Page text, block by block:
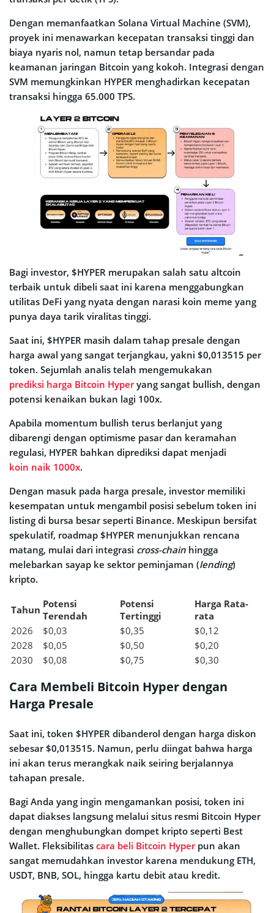
Dengan memanfaatkan Solana Virtual Machine (SVM),
proyek ini menawarkan kecepatan transaksi tinggi dan
biaya nyaris nol, namun tetap bersandar pada
keamanan jaringan Bitcoin yang kokoh. Integrasi dengan
SVM memungkinkan HYPER menghadirkan kecepatan
transaksi hingga 65.000 TPS.
Bagi investor, $HYPER merupakan salah satu altcoin
terbaik untuk dibeli saat ini karena menggabungkan
utilitas DeFi yang nyata dengan narasi koin meme yang
punya daya tarik viralitas tinggi.
Saat ini, $HYPER masih dalam tahap presale dengan
harga awal yang sangat terjangkau, yakni $0,013515 per
token. Sejumlah analis telah mengemukakan
prediksi harga Bitcoin Hyperyang sangat bullish, dengan
potensi kenaikan bukan lagi 100x.
Apabila momentum bullish terus berlanjut yang
dibarengi dengan optimisme pasar dan keramahan
regulasi, HYPER bahkan diprediksi dapat menjadi
koin naik 1000x.
Dengan masuk pada harga presale, investor memiliki
kesempatan untuk mengambil posisi sebelum token ini
listing di bursa besar seperti Binance. Meskipun bersifat
spekulatif, roadmap $HYPER menunjukkan rencana
matang, mulai dari integrasi cross-chain hingga
melebarkan sayap ke sektor peminjaman (lending)
kripto.
Tahun Potensi
Terendah
Potensi
Tertinggi
Harga Rata-
rata
2026
$0,03 $0,35
$0,12
2028
$0,05 $0,50
$0,20
2030
$0,08 $0,75 $0,30
Cara Membeli Bitcoin Hyper dengan
Harga Presale
Saat ini, token $HYPER dibanderol dengan harga diskon
sebesar $0,013515. Namun, perlu diingat bahwa harga
ini akan terus merangkak naik seiring berjalannya
tahapan presale.
Bagi Anda yang ingin mengamankan posisi, token ini
dapat diakses langsung melalui situs resmi Bitcoin Hyper
dengan menghubungkan dompet kripto seperti Best
Wallet. Fleksibilitas cara beli Bitcoin Hyperpun akan
sangat memudahkan investor karena mendukung ETH,
USDT, BNB, SOL, hingga kartu debit atau kredit.